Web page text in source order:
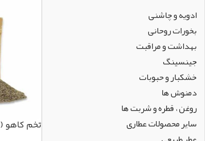
ادویه و چاشنی
بخورات روحانی
بهداشت و مراقبت
جینسینگ
خشکبار و حبوبات
دمنوش ها
روغن ، قطره و شربت ها
سایر محصولات عطاری
تخم کاهو (۵۰گرم)